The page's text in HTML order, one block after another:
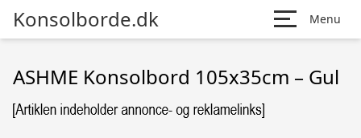
Konsolborde.dk Menu
ASHME Konsolbord 105x35cm – Gul